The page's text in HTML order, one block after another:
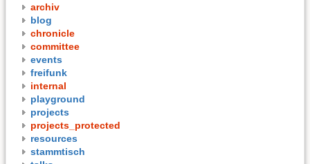
archiv
blog
chronicle
committee
events
freifunk
internal
playground
projects
projects_protected
resources
stammtisch